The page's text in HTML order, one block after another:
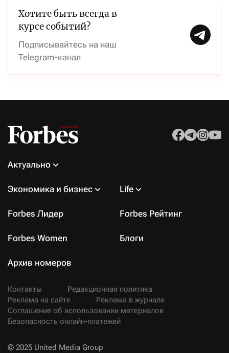
Хотите быть всегда в
курсе событий?
Подписывайтесь на наш
Telegram-канал
Актуально
Экономика и бизнес Life
Forbes Лидер Forbes Рейтинг
Forbes Women Блоги
Архив номеров
Контакты
Редакционная политика
Реклама на сайте
Реклама в журнале
Соглашение об использовании материалов
Безопасность онлайн-платежей
© 2025 United Media Group